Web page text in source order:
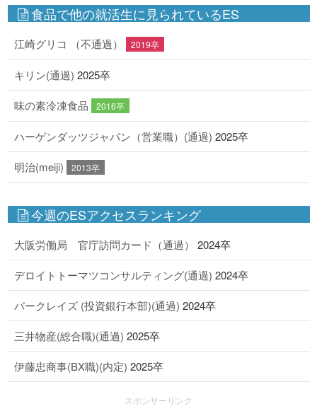
食品で他の就活生に見られているES
江崎グリコ （不通過） 2019卒
キリン(通過) 2025卒
味の素冷凍食品 2016卒
ハーゲンダッツジャパン（営業職）(通過) 2025卒
明治(meiji) 2013卒
今週のESアクセスランキング
大阪労働局 官庁訪問カード（通過） 2024卒
デロイトトーマツコンサルティング(通過) 2024卒
バークレイズ (投資銀行本部)(通過) 2024卒
三井物産(総合職)(通過) 2025卒
伊藤忠商事(BX職)(内定) 2025卒
スポンサーリンク